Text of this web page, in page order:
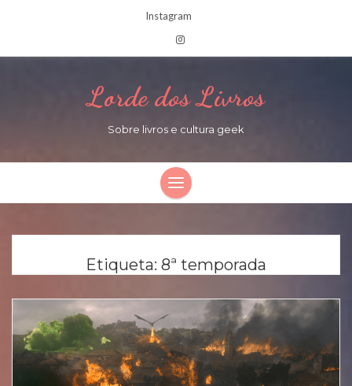
Instagram
Lorde dos Livros
Sobre livros e cultura geek
Etiqueta: 8ª temporada